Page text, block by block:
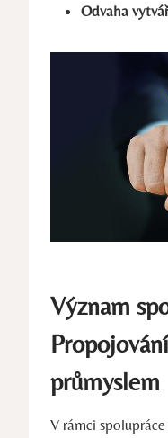
Odvaha
Význam
průmyslem
V rámci